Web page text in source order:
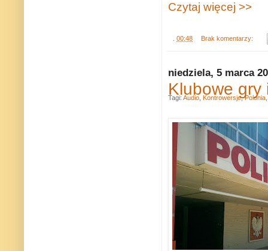
Czytaj więcej >>
00:48 Brak komentarzy:
niedziela, 5 marca
Klubowe gry
Tagi: Audio, Kontrowersje,Polonia